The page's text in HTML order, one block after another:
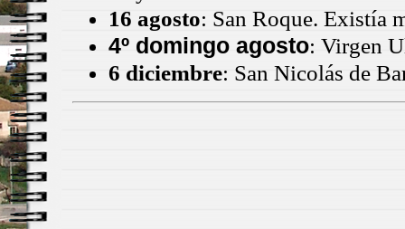
16 agosto: San Roque. Existía
4º domingo agosto: Virgen
6 diciembre: San Nicolás de